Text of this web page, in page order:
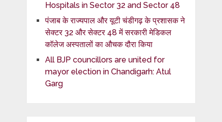
Hospitals in Sector 32 and Sector 48
पंजाब के राज्यपाल और यूटी चंडीगढ़ के प्रशासक ने
सेक्टर 32 और सेक्टर 48 में सरकारी मेडिकल
कॉलेज अस्पतालों का औचक दौरा किया
All BJP councillors are united for
mayor election in Chandigarh: Atul
Garg